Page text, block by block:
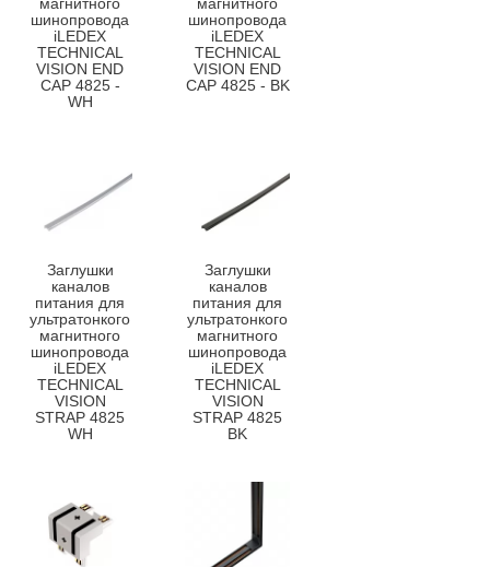
шинопровода
iLEDEX
TECHNICAL
VISION END
CAP 4825 -
WH
шинопровода
iLEDEX
TECHNICAL
VISION END
CAP 4825 - BK
Заглушки
каналов
питания для
ультратонкого
магнитного
шинопровода
iLEDEX
TECHNICAL
VISION
STRAP 4825
WH
Заглушки
каналов
питания для
ультратонкого
магнитного
шинопровода
iLEDEX
TECHNICAL
VISION
STRAP 4825
BK